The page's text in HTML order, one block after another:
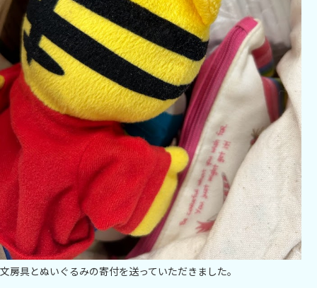
文房具とぬいぐるみの寄付を送っていただきました。